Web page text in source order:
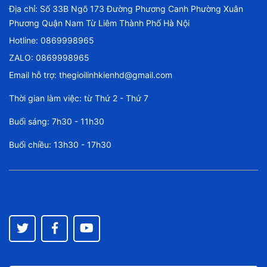
Địa chỉ: Số 33B Ngõ 173 Đường Phương Canh Phường Xuân
Phương Quận Nam Từ Liêm Thành Phố Hà Nội
Hotline: 0869998965
ZALO: 0869998965
Email hỗ trợ: thegioilinhkienhd@gmail.com
Thời gian làm việc: từ Thứ 2 - Thứ 7
Buổi sáng: 7h30 - 11h30
Buổi chiều: 13h30 - 17h30